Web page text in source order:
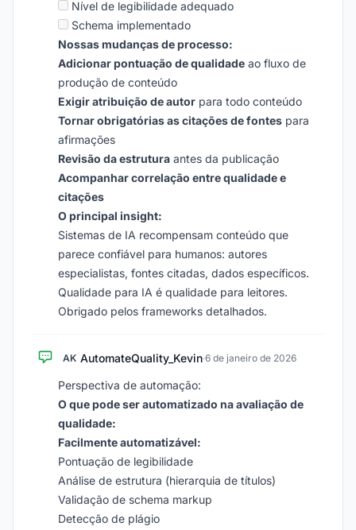
Nível de legibilidade adequado
Schema implementado
Nossas mudanças de processo:
Adicionar pontuação de qualidade ao fluxo de
produção de conteúdo
Exigir atribuição de autor para todo conteúdo
Tornar obrigatórias as citações de fontes para
afirmações
Revisão da estrutura antes da publicação
Acompanhar correlação entre qualidade e
citações
O principal insight:
Sistemas de IA recompensam conteúdo que
parece confiável para humanos: autores
especialistas, fontes citadas, dados específicos.
Qualidade para IA é qualidade para leitores.
Obrigado pelos frameworks detalhados.
AK AutomateQuality_Kevin·6 de janeiro de 2026
Perspectiva de automação:
O que pode ser automatizado na avaliação de
qualidade:
Facilmente automatizável:
Pontuação de legibilidade
Análise de estrutura (hierarquia de títulos)
Validação de schema markup
Detecção de plágio